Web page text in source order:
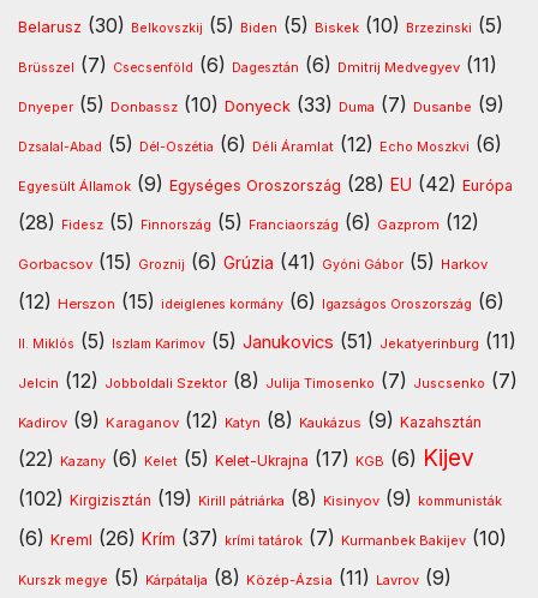
Belarusz (30) Belkovszkij (5) Biden (5) Biskek (10) Brzezinski (5)
Brüsszel (7) Csecsenföld (6) Dagesztán (6) Dmitrij Medvegyev (11)
Dnyeper (5) Donbassz (10) Donyeck (33) Duma (7) Dusanbe (9)
Dzsalal-Abad (5) Dél-Oszétia (6) Déli Áramlat (12) Echo Moszkvi (6)
Egyesült Államok (9) Egységes Oroszország (28) EU (42) Európa
(28) Fidesz (5) Finnország (5) Franciaország (6) Gazprom (12)
Gorbacsov (15) Groznij (6) Grúzia (41) Gyóni Gábor (5) Harkov
(12) Herszon (15) ideiglenes kormány (6) Igazságos Oroszország (6)
II. Miklós (5) Iszlam Karimov (5) Janukovics (51) Jekatyerinburg (11)
Jelcin (12) Jobboldali Szektor (8) Julija Timosenko (7) Juscsenko (7)
Kadirov (9) Karaganov (12) Katyn (8) Kaukázus (9) Kazahsztán
(22) Kazany (6) Kelet (5) Kelet-Ukrajna (17) KGB (6) Kijev
(102) Kirgizisztán (19) Kirill pátriárka (8) Kisinyov (9) kommunisták
(6) Kreml (26) Krím (37) krími tatárok (7) Kurmanbek Bakijev (10)
Kurszk megye (5) Kárpátalja (8) Közép-Ázsia (11) Lavrov (9)